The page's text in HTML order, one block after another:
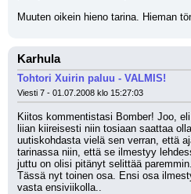
Muuten oikein hieno tarina. Hieman
Karhula
Tohtori Xuirin paluu - VALMIS!
Viesti 7 - 01.07.2008 klo 15:27:03
Kiitos kommentistasi Bomber! Joo,
liian kiireisesti niin tosiaan saattaa
uutiskohdasta vielä sen verran, että
tarinassa niin, että se ilmestyy
juttu on olisi pitänyt selittää paremmin.
Tässä nyt toinen osa. Ensi osa
vasta ensiviikolla..